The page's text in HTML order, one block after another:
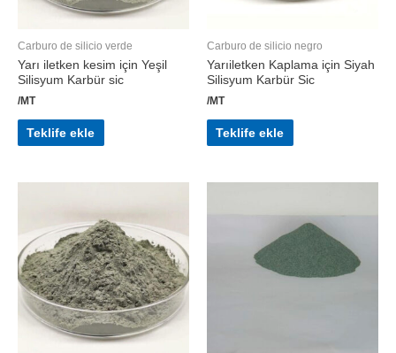
Carburo de silicio verde
Yarı iletken kesim için Yeşil
Silisyum Karbür sic
/MT
Teklife ekle
Carburo de silicio negro
Yarıiletken Kaplama için Siyah
Silisyum Karbür Sic
/MT
Teklife ekle